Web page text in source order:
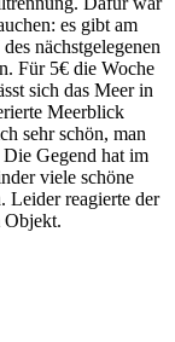
es gibt am
nächstgelegenen
Für 5€ die Woche
sich das Meer in
Meerblick
sehr schön, man
Gegend hat im
viele schöne
Leider reagierte der
Objekt.